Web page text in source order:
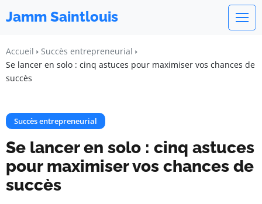
Jamm Saintlouis
Accueil
Succès entrepreneurial
Se lancer en solo : cinq astuces pour maximiser vos chances de
succès
Succès entrepreneurial
Se lancer en solo : cinq astuces
pour maximiser vos chances de
succès